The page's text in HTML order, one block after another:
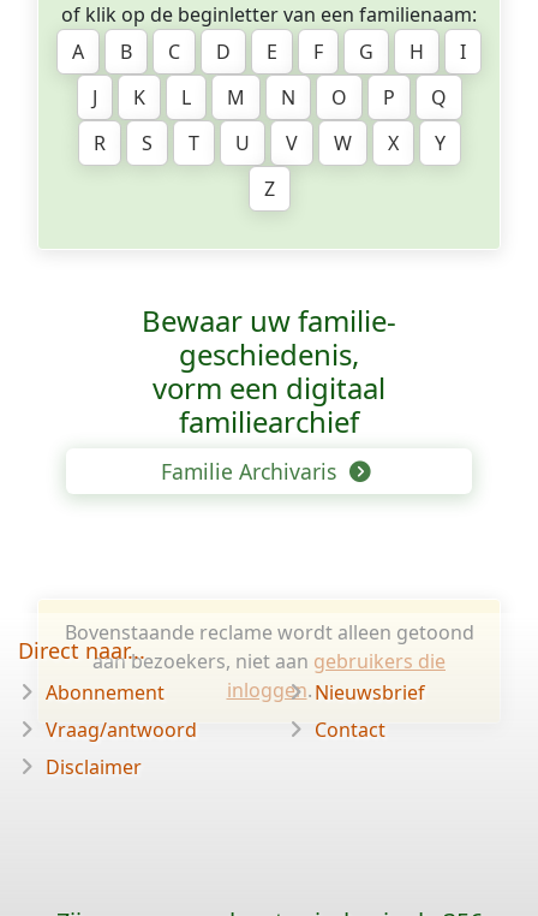
of klik op de beginletter van een familienaam:
A
B C D E F G H
I
J
K L M N O P
Q
R
S T U V W X
Y
Z
Bewaar uw familie­
geschiedenis,
vorm een digitaal
familiearchief
Familie Archivaris
Bovenstaande reclame wordt alleen getoond
aan bezoekers, niet aan gebruikers die
inloggen.
Direct naar...
Abonnement
Vraag/antwoord
Disclaimer
Nieuwsbrief
Contact